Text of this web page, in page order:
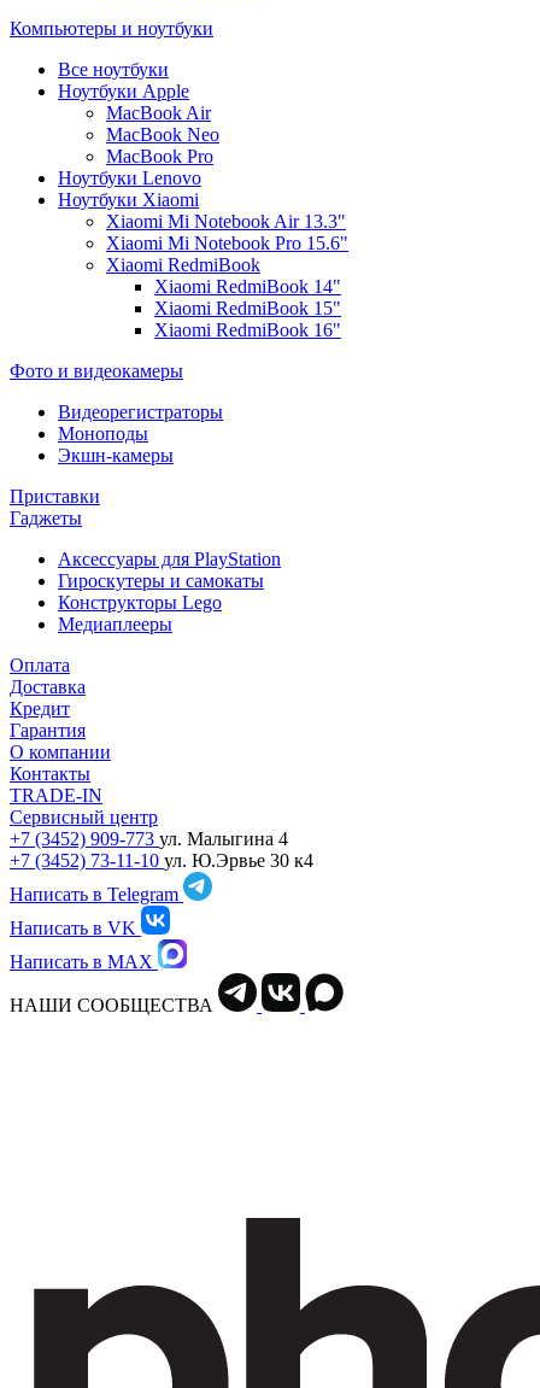
Компьютеры и ноутбуки
Все ноутбуки
Ноутбуки Apple
MacBook Air
MacBook Neo
MacBook Pro
Ноутбуки Lenovo
Ноутбуки Xiaomi
Xiaomi Mi Notebook Air 13.3"
Xiaomi Mi Notebook Pro 15.6"
Xiaomi RedmiBook
Xiaomi RedmiBook 14"
Xiaomi RedmiBook 15"
Xiaomi RedmiBook 16"
Фото и видеокамеры
Видеорегистраторы
Моноподы
Экшн-камеры
Приставки
Гаджеты
Аксессуары для PlayStation
Гироскутеры и самокаты
Конструкторы Lego
Медиаплееры
Оплата
Доставка
Кредит
Гарантия
О компании
Контакты
TRADE-IN
Сервисный центр
+7 (3452) 909-773 ул. Малыгина 4
+7 (3452) 73-11-10 ул. Ю.Эрвье 30 к4
Написать в Telegram
Написать в VK
Написать в MAX
НАШИ СООБЩЕСТВА